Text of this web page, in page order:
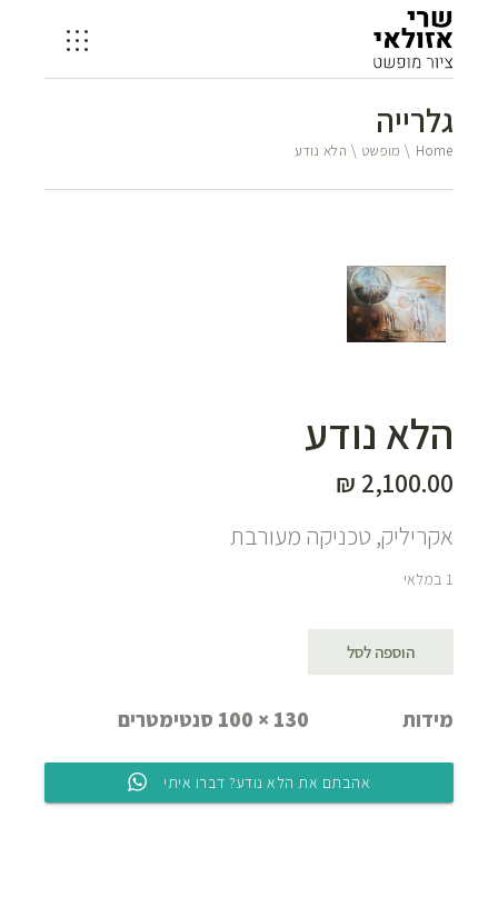
גלרייה
Home מופשט הלא נודע
הלא נודע
2,100.00
₪
אקריליק, טכניקה מעורבת
1 במלאי
הוספה לסל
מידות 130 × 100 סנטימטרים
אהבתם את הלא נודע? דברו איתי